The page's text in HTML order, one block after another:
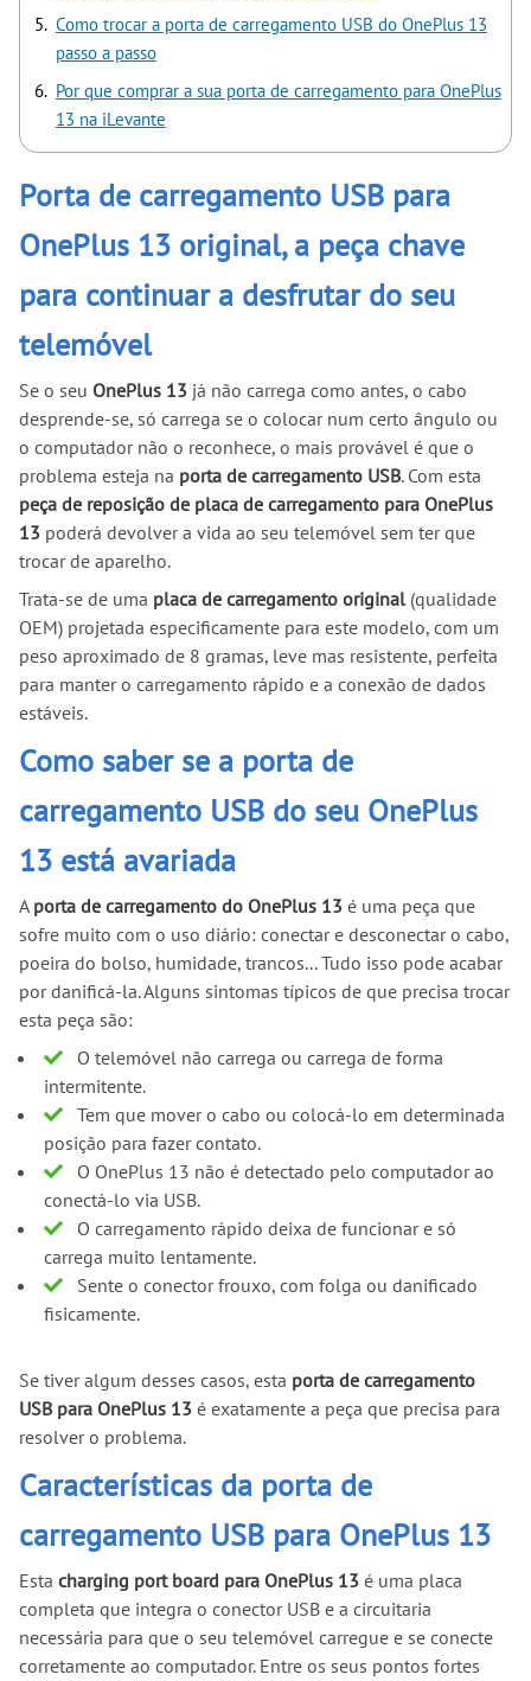
Como trocar a porta de carregamento USB do OnePlus 13
passo a passo
Por que comprar a sua porta de carregamento para OnePlus
13 na iLevante
Porta de carregamento USB para
OnePlus 13 original, a peça chave
para continuar a desfrutar do seu
telemóvel
Se o seu OnePlus 13 já não carrega como antes, o cabo
desprende-se, só carrega se o colocar num certo ângulo ou
o computador não o reconhece, o mais provável é que o
problema esteja na porta de carregamento USB. Com esta
peça de reposição de placa de carregamento para OnePlus
13 poderá devolver a vida ao seu telemóvel sem ter que
trocar de aparelho.
Trata-se de uma placa de carregamento original (qualidade
OEM) projetada especificamente para este modelo, com um
peso aproximado de 8 gramas, leve mas resistente, perfeita
para manter o carregamento rápido e a conexão de dados
estáveis.
Como saber se a porta de
carregamento USB do seu OnePlus
13 está avariada
A porta de carregamento do OnePlus 13 é uma peça que
sofre muito com o uso diário: conectar e desconectar o cabo,
poeira do bolso, humidade, trancos... Tudo isso pode acabar
por danificá-la. Alguns sintomas típicos de que precisa trocar
esta peça são:
O telemóvel não carrega ou carrega de forma
intermitente.
Tem que mover o cabo ou colocá-lo em determinada
posição para fazer contato.
O OnePlus 13 não é detectado pelo computador ao
conectá-lo via USB.
O carregamento rápido deixa de funcionar e só
carrega muito lentamente.
Sente o conector frouxo, com folga ou danificado
fisicamente.
Se tiver algum desses casos, esta porta de carregamento
USB para OnePlus 13 é exatamente a peça que precisa para
resolver o problema.
Características da porta de
carregamento USB para OnePlus 13
Esta charging port board para OnePlus 13 é uma placa
completa que integra o conector USB e a circuitaria
necessária para que o seu telemóvel carregue e se conecte
corretamente ao computador. Entre os seus pontos fortes